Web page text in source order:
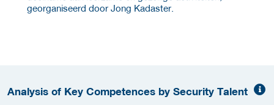
georganiseerd door Jong Kadaster.
Analysis of Key Competences by Security Talent